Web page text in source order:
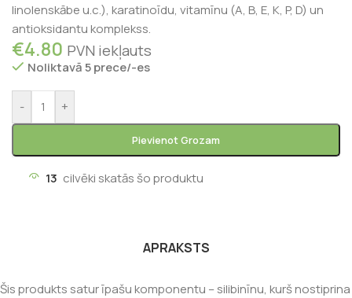
linolenskābe u.c.), karatinoīdu, vitamīnu (А, В, Е, К, P, D) un
antioksidantu komplekss.
€4.80 PVN iekļauts
Noliktavā 5 prece/-es
- +
Pievienot Grozam
13 cilvēki skatās šo produktu
APRAKSTS
Šis produkts satur īpašu komponentu – silibinīnu, kurš nostiprina